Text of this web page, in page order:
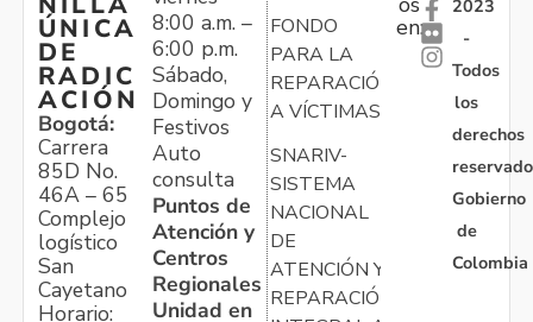
ÚNICA
DE
RADIC
ACIÓN
Bogotá:
Carrera
85D No.
46A – 65
Complejo
logístico
San
Cayetano
Horario:
8:00 a.m. –
6:00 p.m.
Sábado,
Domingo y
Festivos
Auto
consulta
Puntos de
Atención y
Centros
Regionales
Unidad en
FONDO
PARA LA
REPARACIÓN
A VÍCTIMAS
SNARIV-
SISTEMA
NACIONAL
DE
ATENCIÓN Y
REPARACIÓN
en:
2023
-
Todos
los
derechos
Gobierno
de
Colombia